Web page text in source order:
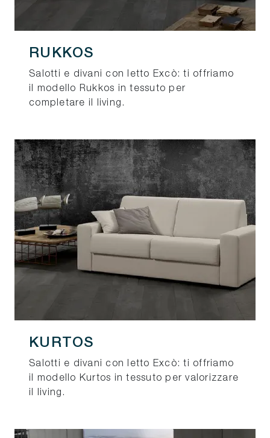
RUKKOS
Salotti e divani con letto Excò: ti offriamo
il modello Rukkos in tessuto per
completare il living.
KURTOS
Salotti e divani con letto Excò: ti offriamo
il modello Kurtos in tessuto per valorizzare
il living.